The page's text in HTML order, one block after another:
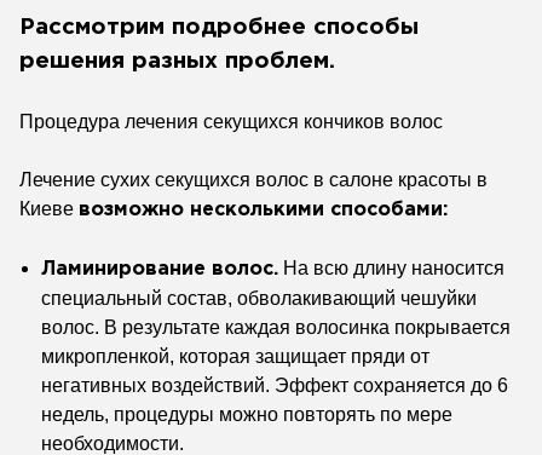
Рассмотрим подробнее способы
решения разных проблем.
Процедура лечения секущихся кончиков волос
Лечение сухих секущихся волос в салоне красоты в
Киеве возможно несколькими способами:
Ламинирование волос. На всю длину наносится
специальный состав, обволакивающий чешуйки
волос. В результате каждая волосинка покрывается
микропленкой, которая защищает пряди от
негативных воздействий. Эффект сохраняется до 6
недель, процедуры можно повторять по мере
необходимости.